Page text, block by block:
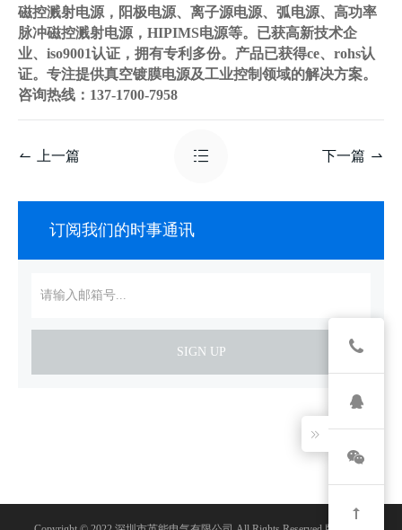
磁控溅射电源，阳极电源、离子源电源、弧电源、高功率
脉冲磁控溅射电源，HIPIMS电源等。已获高新技术企
业、iso9001认证，拥有专利多份。产品已获得ce、rohs认
证。专注提供真空镀膜电源及工业控制领域的解决方案。
咨询热线：137-1700-7958
上一篇 下一篇
订阅我们的时事通讯
SIGN UP